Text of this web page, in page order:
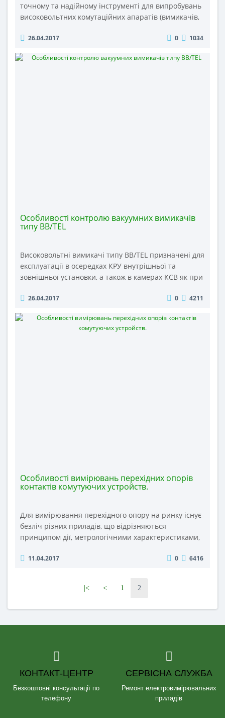
точному та надійному інструменті для випробувань
високовольтних комутаційних апаратів (вимикачів,
одним із найважливіших елементів, що
енергопостачальної організації. При монтажі,
26.04.2017 0 1034
Особливості контролю вакуумних вимикачів
типу BB/TEL
Високовольтні вимикачі типу ВВ/TEL призначені для
експлуатації в осередках КРУ внутрішньої та
зовнішньої установки, а також в камерах КСВ як при
вимикачів минулих років випуску. Порівняно з
елегазовими вимикачами, високовольтні вакуумні
вимикачі типу BB/TEL складаються з двох основних
26.04.2017 0 4211
Особливості вимірювань перехідних опорів
контактів комутуючих устройств.
Для вимірювання перехідного опору на ринку існує
безліч різних приладів, що відрізняються
принципом дії, метрологічними характеристиками,
показниками та ціною. Але існують і певні вимоги,
не помилитись з вибором необхідного приладу.
11.04.2017 0 6416
|< < 1 2
КОНТАКТ-ЦЕНТР
Безкоштовні консультації по
телефону
СЕРВІСНА СЛУЖБА
Ремонт електровимірювальних
приладів